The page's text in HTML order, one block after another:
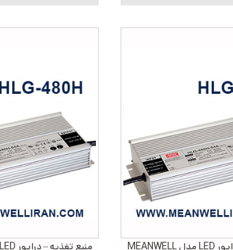
منبع تغذیه – درایور LED مدل MEANWELL